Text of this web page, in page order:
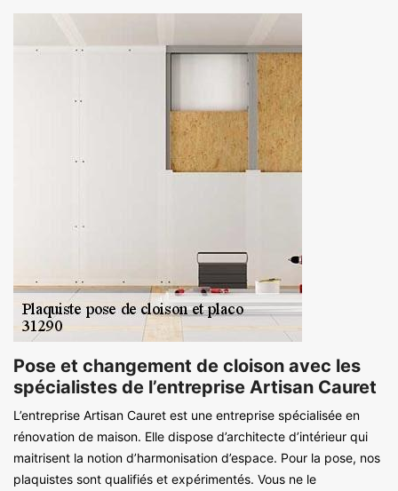
Pose et changement de cloison avec les
spécialistes de l’entreprise Artisan Cauret
L’entreprise Artisan Cauret est une entreprise spécialisée en
rénovation de maison. Elle dispose d’architecte d’intérieur qui
maitrisent la notion d’harmonisation d’espace. Pour la pose, nos
plaquistes sont qualifiés et expérimentés. Vous ne le